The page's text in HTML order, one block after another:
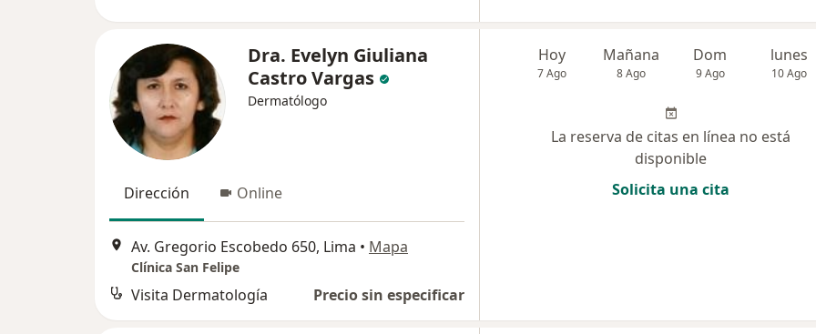
Dra. Evelyn Giuliana
Castro Vargas
Dermatólogo
Dirección Online
Av. Gregorio Escobedo 650, Lima • Mapa
Clínica San Felipe
Visita Dermatología Precio sin especificar
Hoy
7 Ago
Mañana
8 Ago
Dom
9 Ago
lunes
10 Ago
La reserva de citas en línea no está
disponible
Solicita una cita